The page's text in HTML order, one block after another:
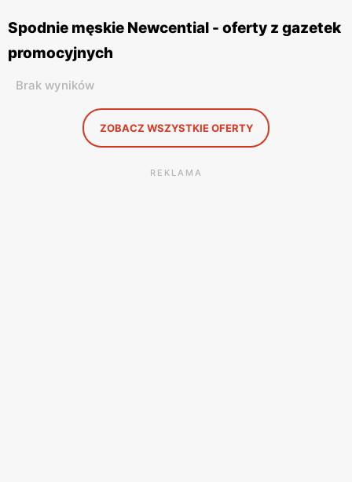
Spodnie męskie Newcential - oferty z gazetek
promocyjnych
Brak wyników
ZOBACZ WSZYSTKIE OFERTY
REKLAMA